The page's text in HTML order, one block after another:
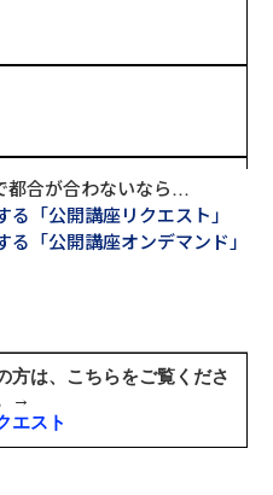
都合が合わないなら…
る「公開講座リクエスト」
る「公開講座オンデマンド」